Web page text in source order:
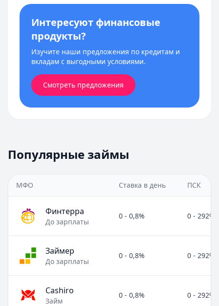
Интересуют финансовые
продукты?
Изучите наши предложения по кредитам и
вкладам с выгодными условиями.
Смотреть предложения
Популярные займы
МФО Ставка в день ПСК
Финтерра
До зарплаты
0 - 0,8% 0 - 292%
Займер
До зарплаты
0 - 0,8% 0 - 292%
Cashiro
Займ
0 - 0,8% 0 - 292%